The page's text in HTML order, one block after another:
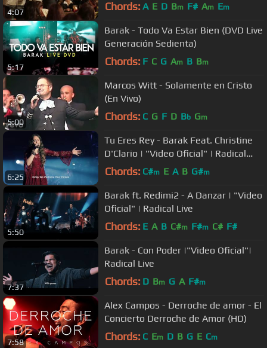
4:07 Chords: A E D Bm F# Am Em
5:17
Barak - Todo Va Estar Bien (DVD Live
Generación Sedienta)
Chords: F C G Am B Bm
5:00
Marcos Witt - Solamente en Cristo
(En Vivo)
Chords: C G F D Bb Gm
6:25
Tu Eres Rey - Barak Feat. Christine
D'Clario | "Video Oficial" | Radical
Live
Chords: C#m E A B G#m
5:50
Barak ft. Redimi2 - A Danzar | "Video
Oficial" | Radical Live
Chords: E A B C#m F#m C# F#
7:37
Barak - Con Poder |"Video Oficial"|
Radical Live
Chords: D Bm G A F#m
7:58
Alex Campos - Derroche de amor - El
Concierto Derroche de Amor (HD)
Chords: C Em D B G E Cm